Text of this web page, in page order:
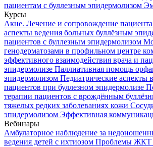
пациентам с буллезным эпидермолизом
Курсы
Акне. Лечение и сопровождение
аспекты ведения больных буллёзным
пациентов с буллезным эпидермолизом
генодерматозами в профильном центре
эффективного взаимодействия врача и
эпидермолизе Паллиативная помощь
эпидермолизом Педиатрические аспекты
пациентов при буллезном эпидермолизе
терапии пациентов с врождённым
тяжелых редких заболеваниях кожи
эпидермолизом Эффективная
Вебинары
Амбулаторное наблюдение за
ведения детей с ихтиозом Проблемы ЖКТ